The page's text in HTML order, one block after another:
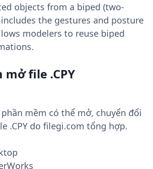
objects from a biped (two-
the gestures and posture
modelers to reuse biped
mở file .CPY
phần mềm có thể mở, chuyển đổi
.CPY do filegi.com tổng hợp.